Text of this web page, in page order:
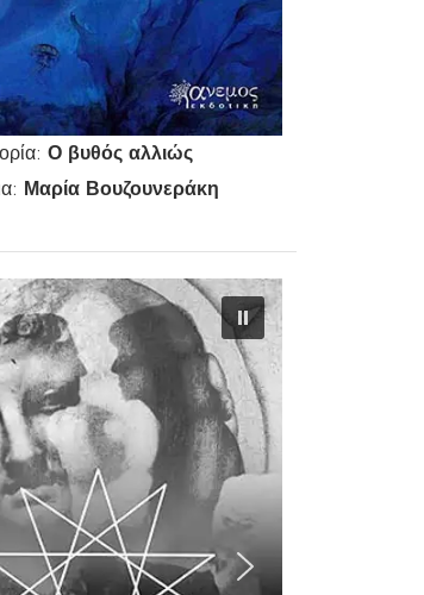
Ο βυθός αλλιώς
Μαρία Βουζουνεράκη